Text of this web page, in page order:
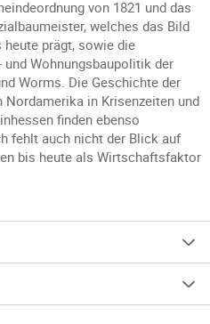
von 1821 und das
welches das Bild
prägt, sowie die
Wohnungsbaupolitik der
Worms. Die Geschichte der
Nordamerika in Krisenzeiten und
finden ebenso
fehlt auch nicht der Blick auf
bis heute als Wirtschaftsfaktor